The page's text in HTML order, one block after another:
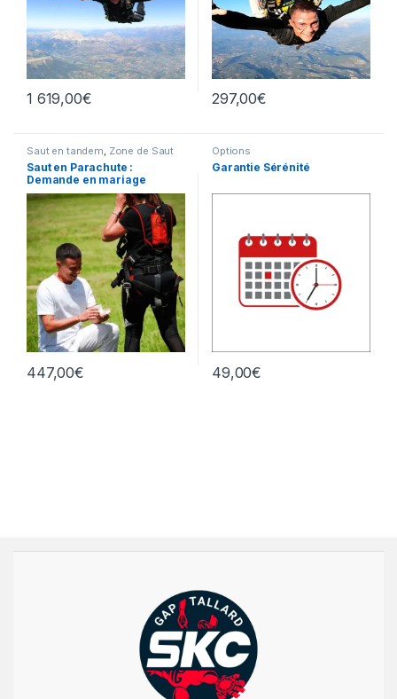
1 619,00€ 297,00€
Saut en tandem, Zone de Saut
Saut en Parachute :
Demande en mariage
447,00€
Options
Garantie Sérénité
49,00€